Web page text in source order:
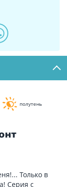
полутень
Только в
Серия с